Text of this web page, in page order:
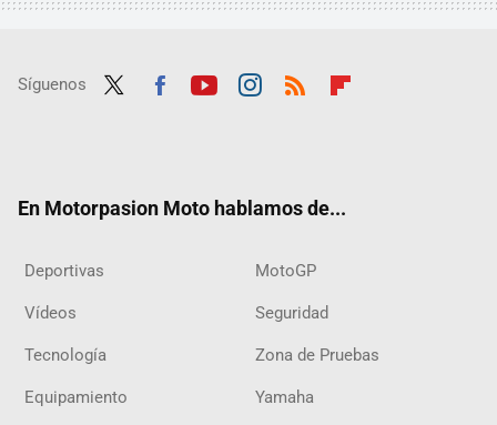
Síguenos
En Motorpasion Moto hablamos de...
Deportivas MotoGP
Vídeos Seguridad
Tecnología Zona de Pruebas
Equipamiento Yamaha